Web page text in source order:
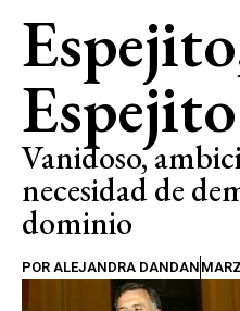
Espejito
Vanidoso,
necesidad de
dominio
POR ALEJANDRA DANDAN